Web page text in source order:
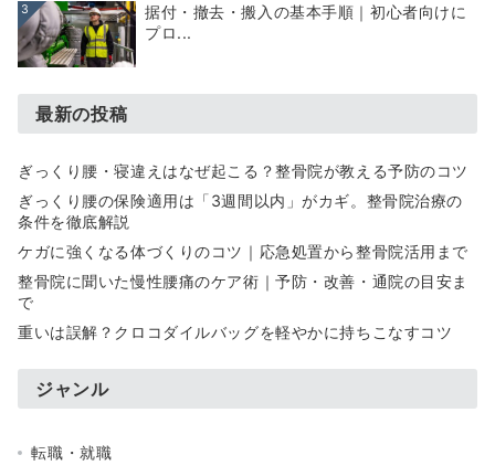
3
据付・撤去・搬入の基本手順｜初心者向けに
プロ...
最新の投稿
ぎっくり腰・寝違えはなぜ起こる？整骨院が教える予防のコツ
ぎっくり腰の保険適用は「3週間以内」がカギ。整骨院治療の
条件を徹底解説
ケガに強くなる体づくりのコツ｜応急処置から整骨院活用まで
整骨院に聞いた慢性腰痛のケア術｜予防・改善・通院の目安ま
で
重いは誤解？クロコダイルバッグを軽やかに持ちこなすコツ
ジャンル
転職・就職